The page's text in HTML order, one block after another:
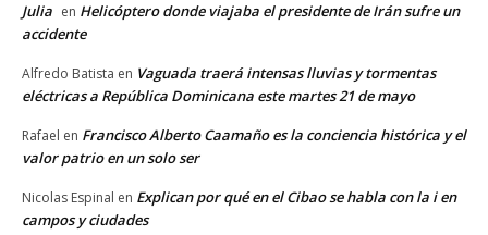
Julia en Helicóptero donde viajaba el presidente de Irán sufre un
accidente
Alfredo Batista en Vaguada traerá intensas lluvias y tormentas
eléctricas a República Dominicana este martes 21 de mayo
Rafael en Francisco Alberto Caamaño es la conciencia histórica y el
valor patrio en un solo ser
Nicolas Espinal en Explican por qué en el Cibao se habla con la i en
campos y ciudades